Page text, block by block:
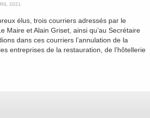
2021
élus, trois courriers adressés par le
Maire et Alain Griset, ainsi qu’au Secrétaire
dans ces courriers l’annulation de la
entreprises de la restauration, de l’hôtellerie